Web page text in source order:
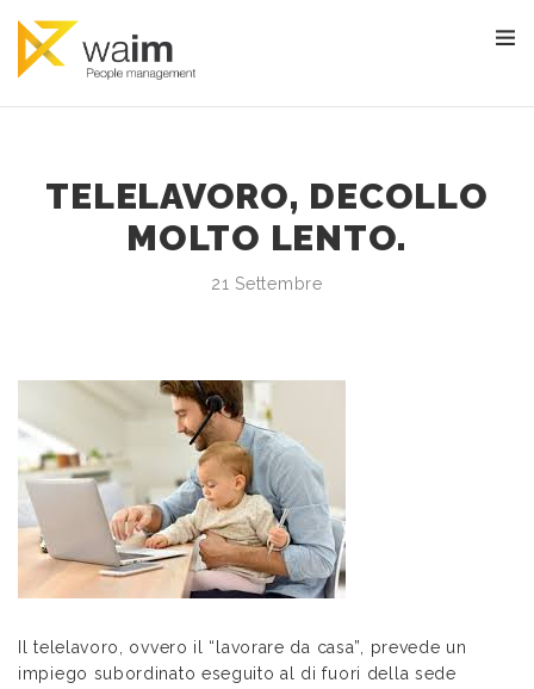
TELELAVORO, DECOLLO
MOLTO LENTO.
21 Settembre
Il telelavoro, ovvero il “lavorare da casa”, prevede un
impiego subordinato eseguito al di fuori della sede